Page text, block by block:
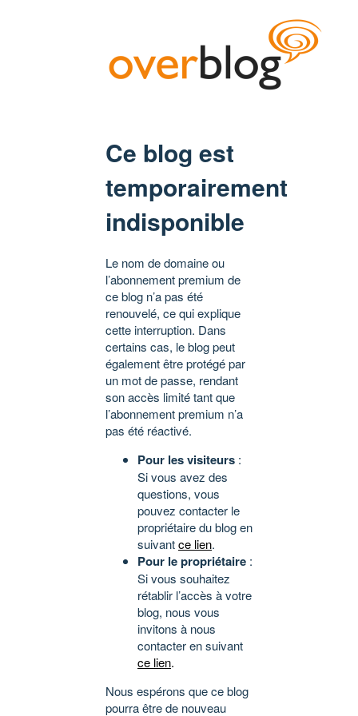
Ce blog est
temporairement
indisponible
Le nom de domaine ou
l’abonnement premium de
ce blog n’a pas été
renouvelé, ce qui explique
cette interruption. Dans
certains cas, le blog peut
également être protégé par
un mot de passe, rendant
son accès limité tant que
l’abonnement premium n’a
pas été réactivé.
Pour les visiteurs :
Si vous avez des
questions, vous
pouvez contacter le
propriétaire du blog en
suivantce lien.
Pour le propriétaire :
Si vous souhaitez
rétablir l’accès à votre
blog, nous vous
invitons à nous
contacter en suivant
ce lien.
Nous espérons que ce blog
pourra être de nouveau